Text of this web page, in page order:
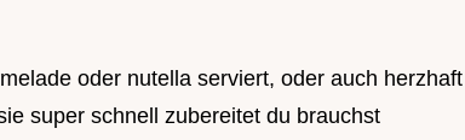
oder nutella serviert, oder auch herzhaft
super schnell zubereitet du brauchst